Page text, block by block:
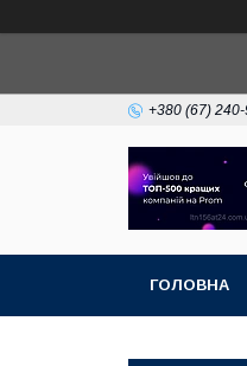
+380 (67)
ГОЛОВНА